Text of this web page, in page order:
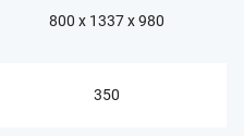
800 x 1337 x 980
350